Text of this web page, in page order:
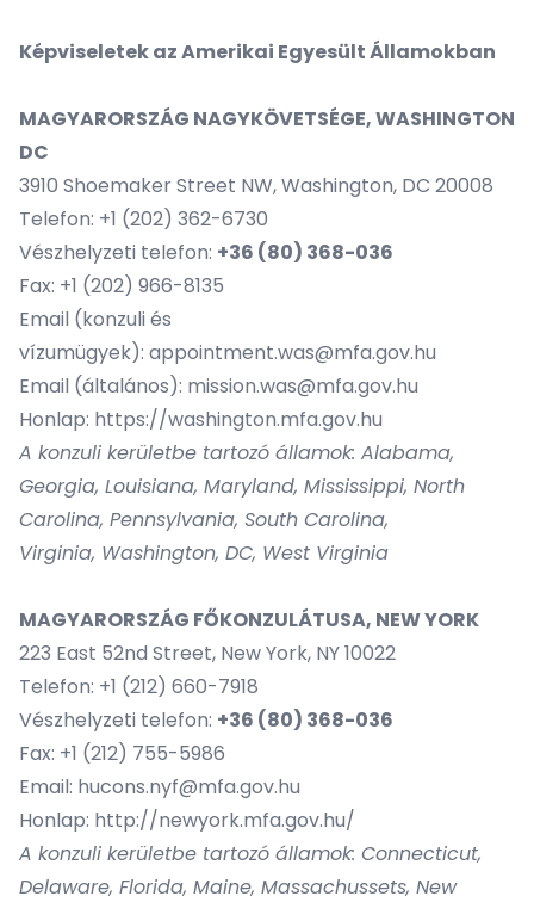
Képviseletek az Amerikai Egyesült Államokban
MAGYARORSZÁG NAGYKÖVETSÉGE, WASHINGTON
DC
3910 Shoemaker Street NW, Washington, DC 20008
Telefon: +1 (202) 362-6730
Vészhelyzeti telefon: +36 (80) 368-036
Fax: +1 (202) 966-8135
Email (konzuli és
vízumügyek): appointment.was@mfa.gov.hu
Email (általános): mission.was@mfa.gov.hu
Honlap: https://washington.mfa.gov.hu
A konzuli kerületbe tartozó államok: Alabama,
Georgia, Louisiana, Maryland, Mississippi, North
Carolina, Pennsylvania, South Carolina,
Virginia, Washington, DC, West Virginia
MAGYARORSZÁG FŐKONZULÁTUSA, NEW YORK
223 East 52nd Street, New York, NY 10022
Telefon: +1 (212) 660-7918
Vészhelyzeti telefon: +36 (80) 368-036
Fax: +1 (212) 755-5986
Email: hucons.nyf@mfa.gov.hu
Honlap: http://newyork.mfa.gov.hu/
A konzuli kerületbe tartozó államok: Connecticut,
Delaware, Florida, Maine, Massachussets, New